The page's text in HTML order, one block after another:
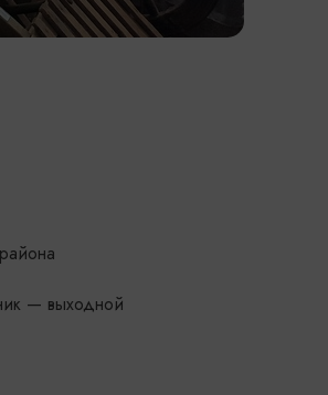
— выходной